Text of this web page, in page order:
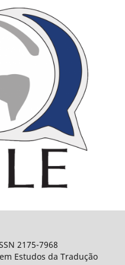
2175-7968
Estudos da Tradução